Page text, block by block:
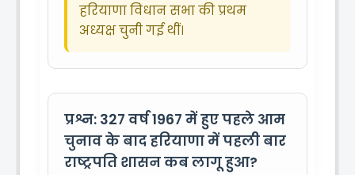
हरियाणा विधान सभा की प्रथम
अध्यक्ष चुनी गई थीं।
प्रश्न: 327 वर्ष 1967 में हुए पहले आम
चुनाव के बाद हरियाणा में पहली बार
राष्ट्रपति शासन कब लागू हुआ?